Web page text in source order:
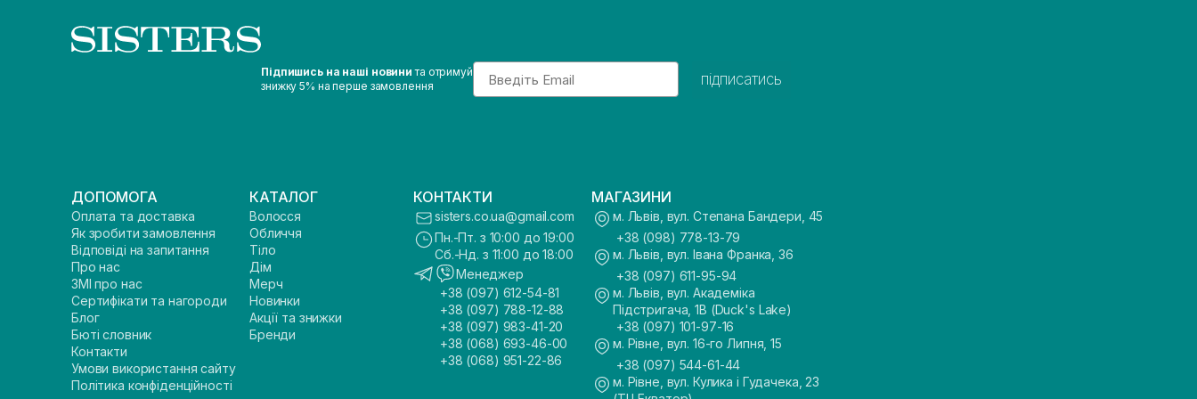
Підпишись на наші новини та отримуй
знижку 5% на перше замовлення
Email
підписатись
ДОПОМОГА
Оплата та доставка
Як зробити замовлення
Відповіді на запитання
Про нас
ЗМІ про нас
Сертифікати та нагороди
Блог
Бюті словник
Контакти
Умови використання сайту
Політика конфіденційності
КАТАЛОГ
Волосся
Обличчя
Тіло
Дім
Мерч
Новинки
Акції та знижки
Бренди
КОНТАКТИ
sisters.co.ua@gmail.com
Пн.-Пт. з 10:00 до 19:00
Сб.-Нд. з 11:00 до 18:00
Менеджер
+38 (097) 612-54-81
+38 (097) 788-12-88
+38 (097) 983-41-20
+38 (068) 693-46-00
+38 (068) 951-22-86
МАГАЗИНИ
м. Львів, вул. Степана Бандери, 45
+38 (098) 778-13-79
м. Львів, вул. Івана Франка, 36
+38 (097) 611-95-94
м. Львів, вул. Академіка
Підстригача, 1В (Duck's Lake)
+38 (097) 101-97-16
м. Рівне, вул. 16-го Липня, 15
+38 (097) 544-61-44
м. Рівне, вул. Кулика і Гудачека, 23